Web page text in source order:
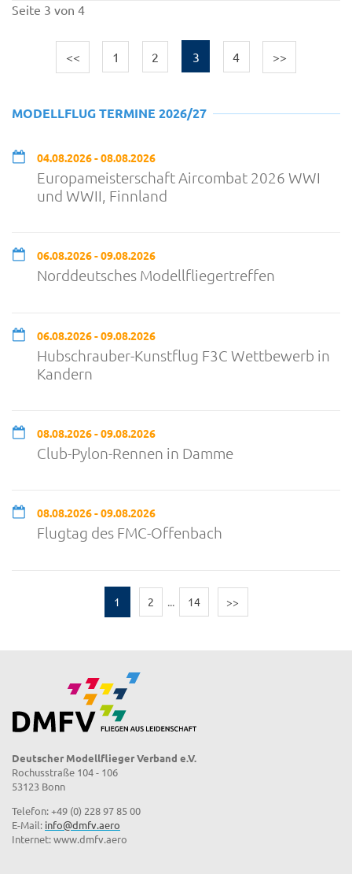
Seite 3 von 4
<< 1 2 3 4 >>
MODELLFLUG TERMINE 2026/27
04.08.2026 - 08.08.2026
Europameisterschaft Aircombat 2026 WWI
und WWII, Finnland
06.08.2026 - 09.08.2026
Norddeutsches Modellfliegertreffen
06.08.2026 - 09.08.2026
Hubschrauber-Kunstflug F3C Wettbewerb in
Kandern
08.08.2026 - 09.08.2026
Club-Pylon-Rennen in Damme
08.08.2026 - 09.08.2026
Flugtag des FMC-Offenbach
1 2 ... 14 >>
Deutscher Modellflieger Verband e.V.
Rochusstraße 104 - 106
53123 Bonn
Telefon: +49 (0) 228 97 85 00
E-Mail: info@dmfv.aero
Internet: www.dmfv.aero